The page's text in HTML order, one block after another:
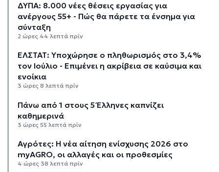
ΔΥΠΑ: 8.000 νέες θέσεις εργασίας για
ανέργους 55+ - Πώς θα πάρετε τα ένσημα για
σύνταξη
2 ώρες 44 λεπτά πρίν
ΕΛΣΤΑΤ: Υποχώρησε ο πληθωρισμός στο 3,4%
τον Ιούλιο - Επιμένει η ακρίβεια σε καύσιμα και
ενοίκια
3 ώρες 8 λεπτά πρίν
Πάνω από 1 στους 5 Έλληνες καπνίζει
καθημερινά
3 ώρες 55 λεπτά πρίν
Αγρότες: Η νέα αίτηση ενίσχυσης 2026 στο
myAGRO, οι αλλαγές και οι προθεσμίες
4 ώρες 38 λεπτά πρίν